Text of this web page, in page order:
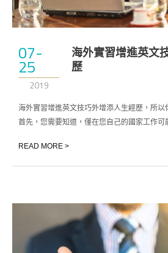
07-
25
2019
海外實習增進英文
歷
海外實習增進英文技巧外增添人生經歷，所以
首先，您需要知道，僅在您自己的國家工作可
READ MORE >